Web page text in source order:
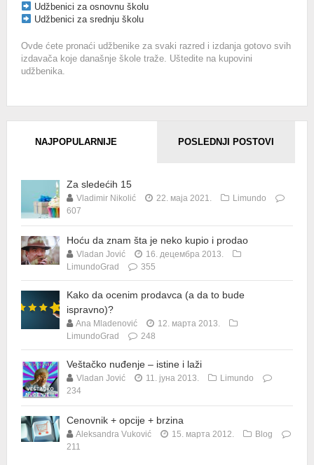
Udžbenici za osnovnu školu
Udžbenici za srednju školu
Ovde ćete pronaći udžbenike za svaki razred i izdanja gotovo svih
izdavača koje današnje škole traže. Uštedite na kupovini
udžbenika.
NAJPOPULARNIJE POSLEDNJI POSTOVI
Za sledećih 15
Vladimir Nikolić 22. маја 2021.
Limundo
607
Hoću da znam šta je neko kupio i prodao
Vladan Jović
16. децембра 2013.
LimundoGrad
355
Kako da ocenim prodavca (a da to bude
ispravno)?
Ana Mladenović
12. марта 2013.
LimundoGrad
248
Veštačko nuđenje – istine i laži
Vladan Jović 11. јуна 2013.
Limundo
234
Cenovnik + opcije + brzina
Aleksandra Vuković 15. марта 2012.
Blog
211